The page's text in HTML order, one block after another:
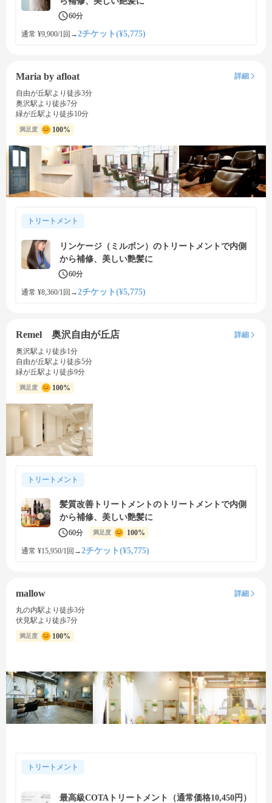
60分
通常 ¥9,900/1回 →2チケット(¥5,775)
Maria by afloat
詳細
自由が丘駅より徒歩3分
奥沢駅より徒歩7分
緑が丘駅より徒歩10分
満足度 100%
トリートメント
リンケージ（ミルボン）のトリートメントで内側
から補修、美しい艶髪に
60分
通常 ¥8,360/1回 →2チケット(¥5,775)
Remel 奥沢自由が丘店
詳細
奥沢駅より徒歩1分
自由が丘駅より徒歩5分
緑が丘駅より徒歩9分
満足度 100%
トリートメント
髪質改善トリートメントのトリートメントで内側
から補修、美しい艶髪に
60分 満足度 100%
通常 ¥15,950/1回 →2チケット(¥5,775)
mallow
詳細
丸の内駅より徒歩3分
伏見駅より徒歩7分
満足度 100%
トリートメント
最高級COTAトリートメント（通常価格10,450円）